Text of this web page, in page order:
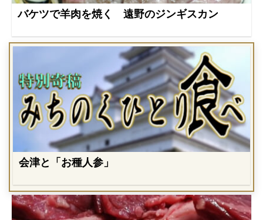
バケツで羊肉を焼く 遠野のジンギスカン
会津と「お種人参」